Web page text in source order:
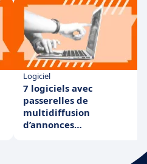
Logiciel
7 logiciels avec
passerelles de
multidiffusion
d’annonces